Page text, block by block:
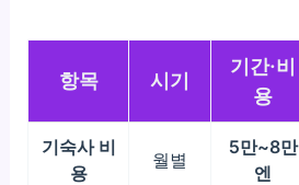
항목 시기
기간·비
용
기숙사 비
용
월별
5만~8만
엔